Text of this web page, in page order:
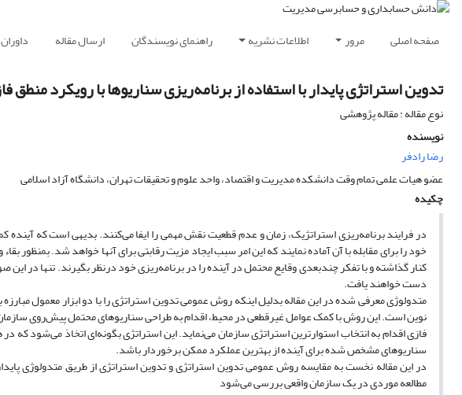
صفحه اصلی مرور اطلاعات نشریه راهنمای نویسندگان ارسال مقاله داوران
تدوین استراتژی پایدار با استفاده از برنامه‌ریزی سناریوها با رویکرد منطق
نوع مقاله : مقاله پژوهشی
نویسنده
رضا رادفر
عضو هیات علمی تمام وقت دانشکده مدیریت و اقتصاد، واحد علوم و تحقیقات تهران، دانشگاه آزاد اسلامی
چکیده
در فرایند برنامه‌ریزی استراتژیک، زمان و عدم قطعیت نقش مهمی را ایفا می‌کنند. بدیهی است که آینده
خود را برای مقابله با آن آماده نمایند که این امر سبب ایجاد مزیت رقابتی برای آنها خواهد شد. بمنظور
کنار گذاشته و با تفکر چندبعدی وقایع محتمل در آینده را در برنامه‌ریزی خود درنظر بگیرند. تنها در
دست خواهند یافت.
متدولوژی معرفی شده در این مقاله بدلیل اینکه روش عمومی تدوین استراتژی را با دو ابزار معمول
نوین است. این روش با کمک عوامل غیرقطعی در محیط، اقدام به طراحی سناریوهای محتمل پیش‌روی
فازی اقدام به انتخاب استوارترین استراتژی سازمان می‌نماید. این استراتژی بگونه‌ای اتخاذ می‌شود
سناریوهای مشخص شده برای آینده از بهترین عملکرد ممکن برخوردار باشد.
در این مقاله نخست به مقایسه روش عمومی تدوین استراتژی و تدوین استراتژی از طریق متدولوژی
مطالعه موردی در یک سازمان واقعی بررسی می‌شود